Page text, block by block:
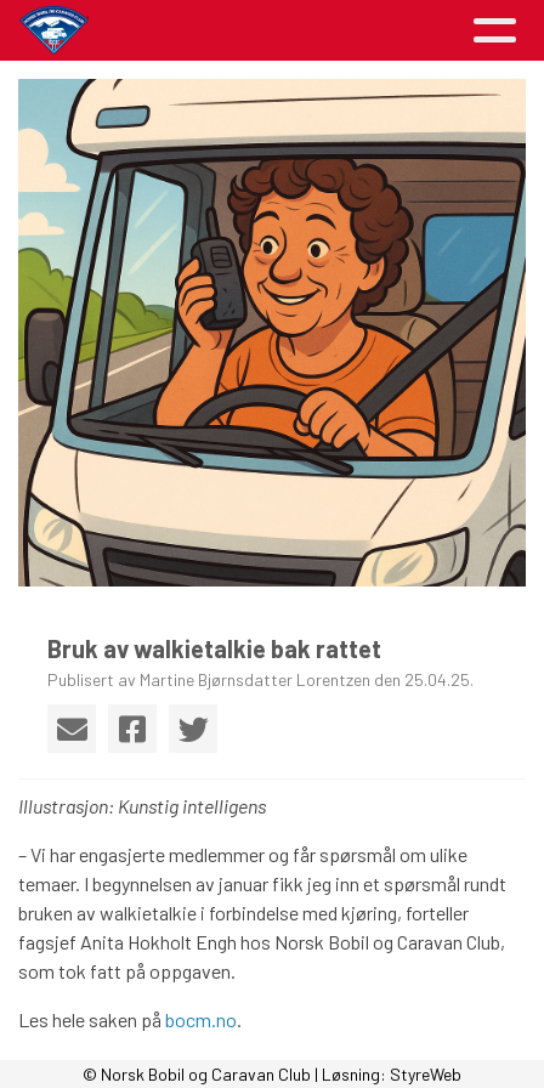
Bruk av walkietalkie bak rattet
Publisert av Martine Bjørnsdatter Lorentzen den 25.04.25.
Illustrasjon: Kunstig intelligens
– Vi har engasjerte medlemmer og får spørsmål om ulike
temaer. I begynnelsen av januar fikk jeg inn et spørsmål rundt
bruken av walkietalkie i forbindelse med kjøring, forteller
fagsjef Anita Hokholt Engh hos Norsk Bobil og Caravan Club,
som tok fatt på oppgaven.
Les hele saken på bocm.no.
© Norsk Bobil og Caravan Club | Løsning: StyreWeb